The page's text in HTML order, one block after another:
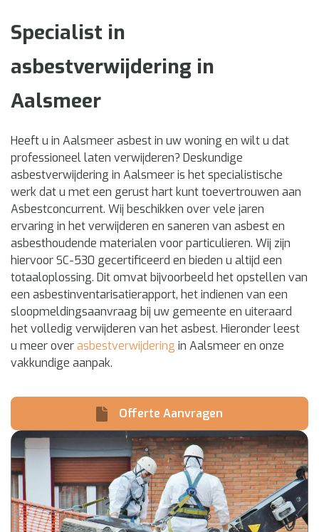
Specialist in
asbestverwijdering in
Aalsmeer
Heeft u in Aalsmeer asbest in uw woning en wilt u dat
professioneel laten verwijderen? Deskundige
asbestverwijdering in Aalsmeer is het specialistische
werk dat u met een gerust hart kunt toevertrouwen aan
Asbestconcurrent. Wij beschikken over vele jaren
ervaring in het verwijderen en saneren van asbest en
asbesthoudende materialen voor particulieren. Wij zijn
hiervoor SC-530 gecertificeerd en bieden u altijd een
totaaloplossing. Dit omvat bijvoorbeeld het opstellen van
een asbestinventarisatierapport, het indienen van een
sloopmeldingsaanvraag bij uw gemeente en uiteraard
het volledig verwijderen van het asbest. Hieronder leest
u meer overasbestverwijdering in Aalsmeer en onze
vakkundige aanpak.
Offerte Aanvragen